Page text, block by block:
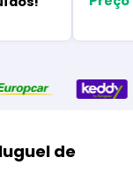
de